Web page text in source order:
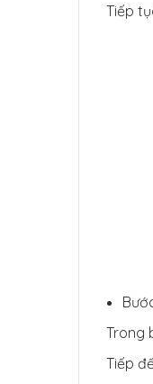
Tiếp
Trong
Tiếp